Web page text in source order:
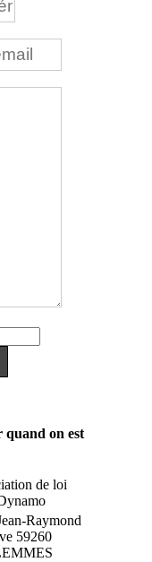
quand on est
de loi
Raymond
59260